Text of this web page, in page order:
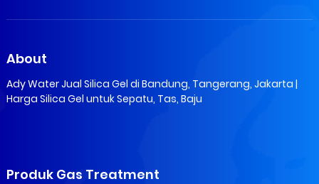
About
Ady Water Jual Silica Gel di Bandung, Tangerang, Jakarta |
Harga Silica Gel untuk Sepatu, Tas, Baju
Produk Gas Treatment